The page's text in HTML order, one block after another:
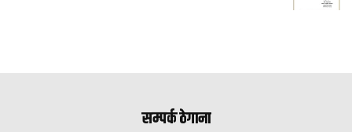
सम्पर्क ठेगाना